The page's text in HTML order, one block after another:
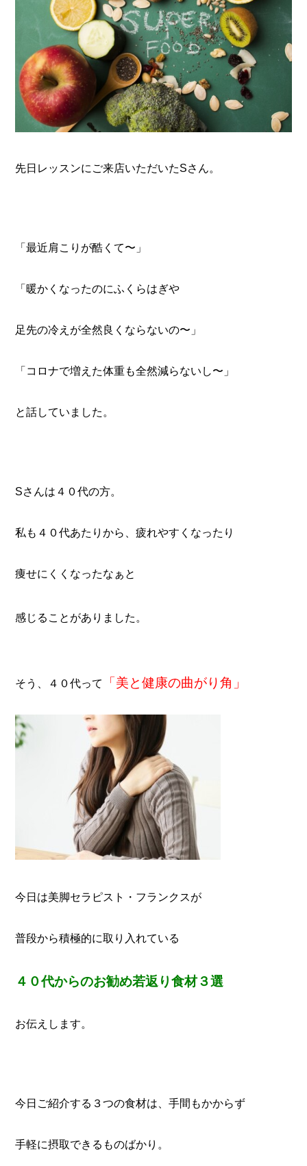
先日レッスンにご来店いただいたSさん。
「最近肩こりが酷くて〜」
「暖かくなったのにふくらはぎや
足先の冷えが全然良くならないの〜」
「コロナで増えた体重も全然減らないし〜」
と話していました。
Sさんは４０代の方。
私も４０代あたりから、疲れやすくなったり
痩せにくくなったなぁと
感じることがありました。
そう、４０代って 「美と健康の曲がり角」
今日は美脚セラピスト・フランクスが
普段から積極的に取り入れている
４０代からのお勧め若返り食材３選
お伝えします。
今日ご紹介する３つの食材は、手間もかからず
手軽に摂取できるものばかり。